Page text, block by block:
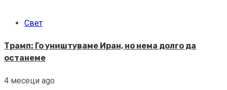
Свет
Трамп: Го уништуваме Иран, но нема долго да
останеме
4 месеци ago